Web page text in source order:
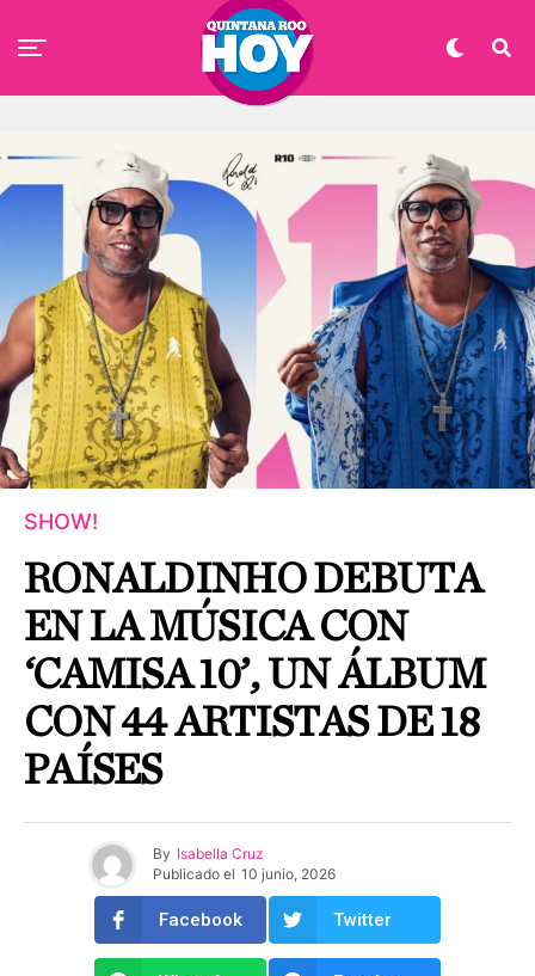
SHOW!
RONALDINHO DEBUTA
EN LA MÚSICA CON
‘CAMISA 10’, UN ÁLBUM
CON 44 ARTISTAS DE 18
PAÍSES
By Isabella Cruz
Publicado el 10 junio, 2026
Facebook Twitter